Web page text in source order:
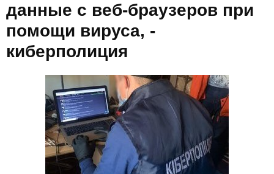
данные с веб-браузеров при
помощи вируса, -
киберполиция